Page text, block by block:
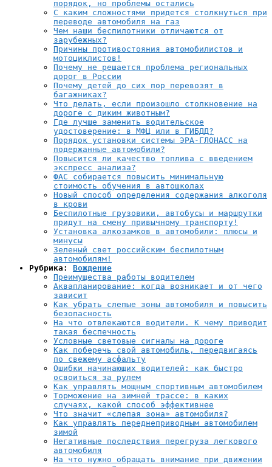
порядок, но проблемы остались
С каким сложностями придется столкнуться при
переводе автомобиля на газ
Чем наши беспилотники отличаются от
зарубежных?
Причины противостояния автомобилистов и
мотоциклистов!
Почему не решается проблема региональных
дорог в России
Почему детей до сих пор перевозят в
багажниках?
Что делать, если произошло столкновение на
дороге с диким животным?
Где лучше заменить водительское
удостоверение: в МФЦ или в ГИБДД?
Порядок установки системы ЭРА-ГЛОНАСС на
подержанные автомобили?
Повысится ли качество топлива с введением
экспресс анализа?
ФАС собирается повысить минимальную
стоимость обучения в автошколах
Новый способ определения содержания алкоголя
в крови
Беспилотные грузовики, автобусы и маршрутки
придут на смену привычному транспорту!
Установка алкозамков в автомобили: плюсы и
минусы
Зеленый свет российским беспилотным
автомобилям!
Рубрика: Вождение
Преимущества работы водителем
Аквапланирование: когда возникает и от чего
зависит
Как убрать слепые зоны автомобиля и повысить
безопасность
На что отвлекаются водители. К чему приводит
такая беспечность
Условные световые сигналы на дороге
Как поберечь свой автомобиль, передвигаясь
по свежему асфальту
Ошибки начинающих водителей: как быстро
освоиться за рулем
Как управлять мощным спортивным автомобилем
Торможение на зимней трассе: в каких
случаях, какой способ эффективнее
Что значит «слепая зона» автомобиля?
Как управлять переднеприводным автомобилем
зимой
Негативные последствия перегруза легкового
автомобиля
На что нужно обращать внимание при движении